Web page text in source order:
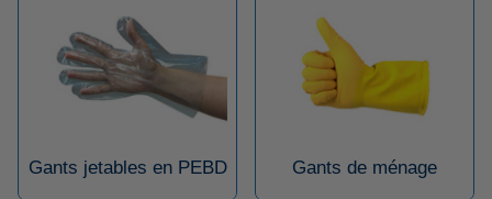
Gants jetables en PEBD Gants de ménage